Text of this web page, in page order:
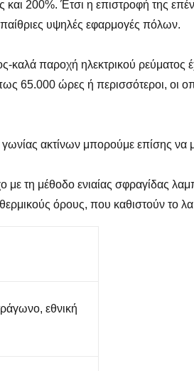
200%. Έτσι η επιστροφή της
υψηλές εφαρμογές πόλων.
καλά παροχή ηλεκτρικού ρεύματος
ώρες ή περισσότεροι, οι
ακτίνων μπορούμε επίσης να
με τη μέθοδο ενιαίας σφραγίδας
όρους, που καθιστούν το
εθνική